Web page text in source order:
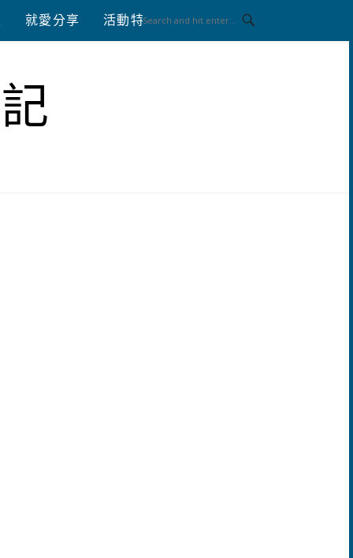
就愛分享 活動特區 體驗分享